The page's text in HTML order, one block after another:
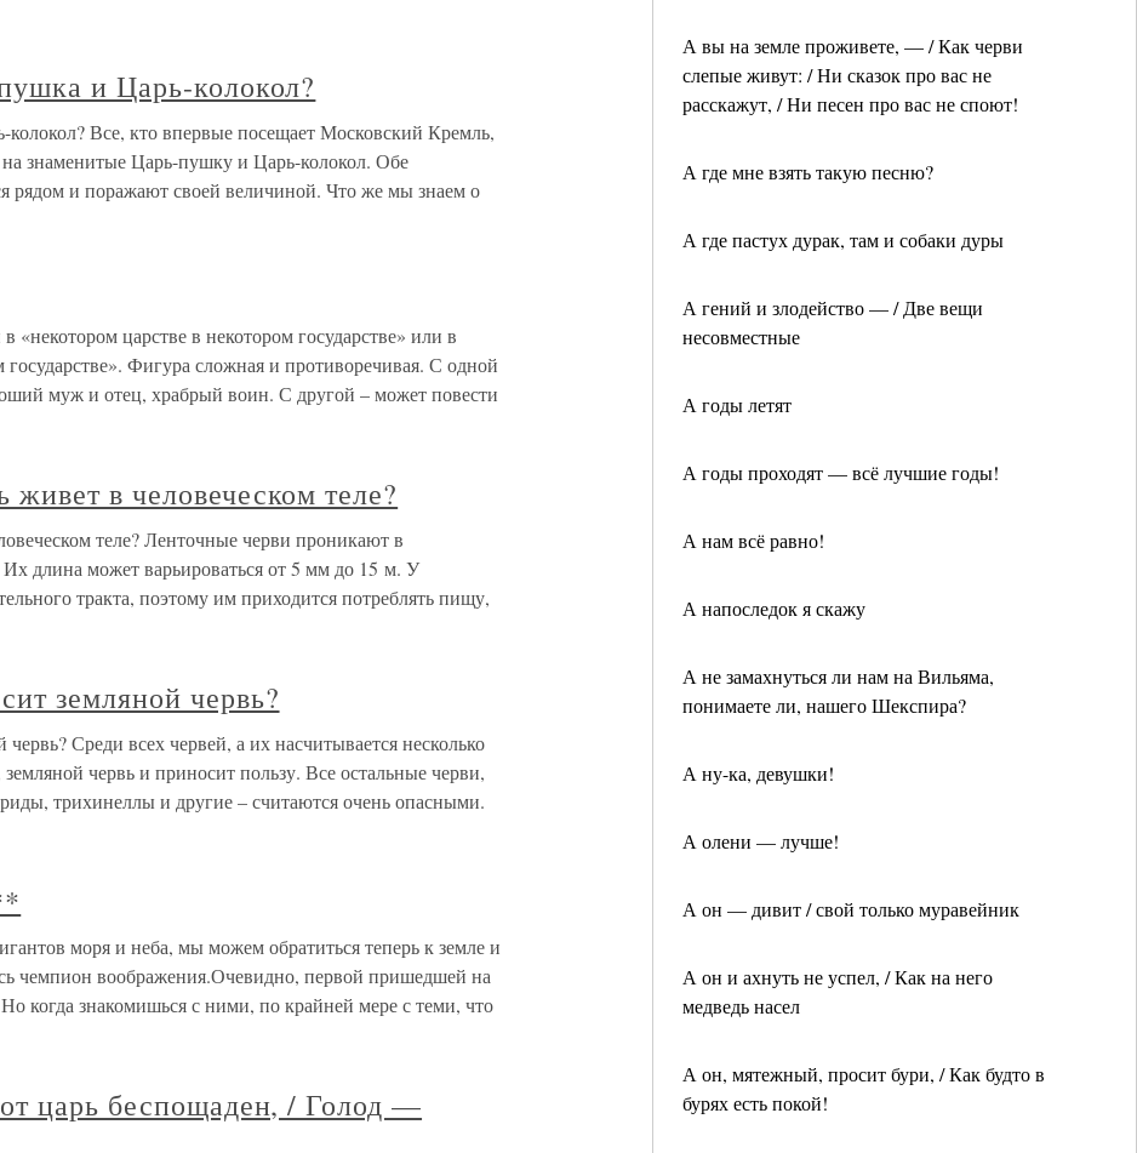
А вы на земле проживете, — / Как черви
слепые живут: / Ни сказок про вас не
расскажут, / Ни песен про вас не споют!
А где мне взять такую песню?
А где пастух дурак, там и собаки дуры
А гений и злодейство — / Две вещи
несовместные
А годы летят
А годы проходят — всё лучшие годы!
А нам всё равно!
А напоследок я скажу
А не замахнуться ли нам на Вильяма,
понимаете ли, нашего Шекспира?
А ну-ка, девушки!
А олени — лучше!
А он — дивит / свой только муравейник
А он и ахнуть не успел, / Как на него
медведь насел
А он, мятежный, просит бури, / Как будто в
бурях есть покой!
и Царь-колокол?
Все, кто впервые посещает Московский Кремль,
знаменитые Царь-пушку и Царь-колокол. Обе
рядом и поражают своей величиной. Что же мы знаем о
царстве в некотором государстве» или в
государстве». Фигура сложная и противоречивая. С одной
муж и отец, храбрый воин. С другой – может повести
в человеческом теле?
теле? Ленточные черви проникают в
длина может варьироваться от 5 мм до 15 м. У
тракта, поэтому им приходится потреблять пищу,
земляной червь?
Среди всех червей, а их насчитывается несколько
червь и приносит пользу. Все остальные черви,
трихинеллы и другие – считаются очень опасными.
моря и неба, мы можем обратиться теперь к земле и
чемпион воображения.Очевидно, первой пришедшей на
когда знакомишься с ними, по крайней мере с теми, что
царь беспощаден, / Голод —